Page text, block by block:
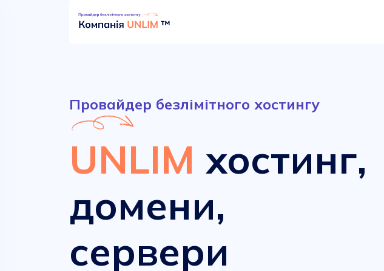
Провайдер безлімітного хостингу
UNLIM хостинг,
домени,
сервери
Сучасні домени
161.00 грн.
Безлімітний хостинг
52.90 грн.